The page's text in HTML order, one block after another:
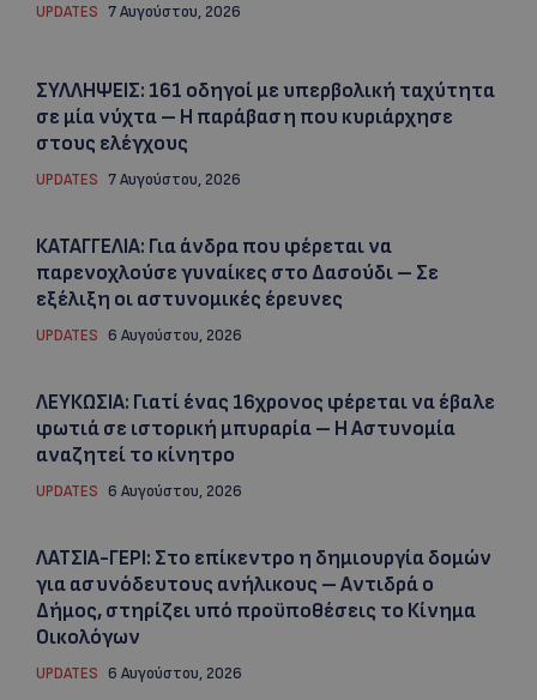
UPDATES 7 Αυγούστου, 2026
ΣΥΛΛΗΨΕΙΣ: 161 οδηγοί με υπερβολική ταχύτητα
σε μία νύχτα – Η παράβαση που κυριάρχησε
στους ελέγχους
UPDATES 7 Αυγούστου, 2026
ΚΑΤΑΓΓΕΛΙΑ: Για άνδρα που φέρεται να
παρενοχλούσε γυναίκες στο Δασούδι – Σε
εξέλιξη οι αστυνομικές έρευνες
UPDATES 6 Αυγούστου, 2026
ΛΕΥΚΩΣΙΑ: Γιατί ένας 16χρονος φέρεται να έβαλε
φωτιά σε ιστορική μπυραρία – Η Αστυνομία
αναζητεί το κίνητρο
UPDATES 6 Αυγούστου, 2026
ΛΑΤΣΙΑ-ΓΕΡΙ: Στο επίκεντρο η δημιουργία δομών
για ασυνόδευτους ανήλικους – Αντιδρά ο
Δήμος, στηρίζει υπό προϋποθέσεις το Κίνημα
Οικολόγων
UPDATES 6 Αυγούστου, 2026